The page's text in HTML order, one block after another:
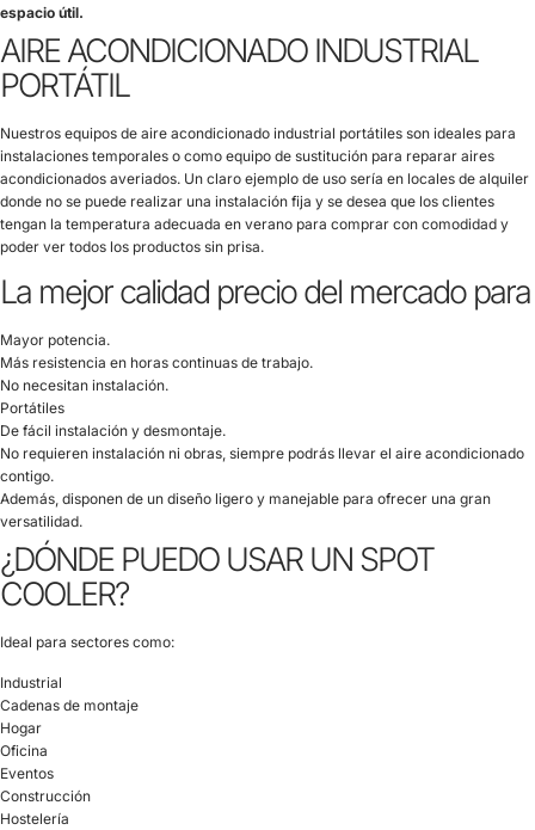
espacio útil.
AIRE ACONDICIONADO INDUSTRIAL
PORTÁTIL
Nuestros equipos de aire acondicionado industrial portátiles son ideales para
instalaciones temporales o como equipo de sustitución para reparar aires
acondicionados averiados. Un claro ejemplo de uso sería en locales de alquiler
donde no se puede realizar una instalación fija y se desea que los clientes
tengan la temperatura adecuada en verano para comprar con comodidad y
poder ver todos los productos sin prisa.
La mejor calidad precio del mercado para
Mayor potencia.
Más resistencia en horas continuas de trabajo.
No necesitan instalación.
Portátiles
De fácil instalación y desmontaje.
No requieren instalación ni obras, siempre podrás llevar el aire acondicionado
contigo.
Además, disponen de un diseño ligero y manejable para ofrecer una gran
versatilidad.
¿DÓNDE PUEDO USAR UN SPOT
COOLER?
Ideal para sectores como:
Industrial
Cadenas de montaje
Hogar
Oficina
Eventos
Construcción
Hostelería